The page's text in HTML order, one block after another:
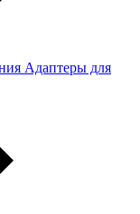
Адаптеры для